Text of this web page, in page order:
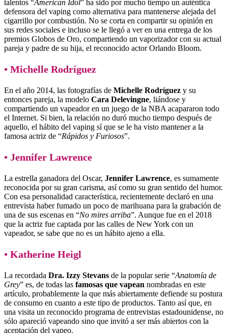
talentos “American Idol” ha sido por mucho tiempo un auténtica
defensora del vaping como alternativa para mantenerse alejada del
cigarrillo por combustión. No se corta en compartir su opinión en
sus redes sociales e incluso se le llegó a ver en una entrega de los
premios Globos de Oro, compartiendo un vaporizador con su actual
pareja y padre de su hija, el reconocido actor Orlando Bloom.
• Michelle Rodríguez
En el año 2014, las fotografías de Michelle Rodríguez y su
entonces pareja, la modelo Cara Delevingne, liándose y
compartiendo un vapeador en un juego de la NBA acapararon todo
el Internet. Si bien, la relación no duró mucho tiempo después de
aquello, el hábito del vaping sí que se le ha visto mantener a la
famosa actriz de “Rápidos y Furiosos”.
• Jennifer Lawrence
La estrella ganadora del Oscar, Jennifer Lawrence, es sumamente
reconocida por su gran carisma, así como su gran sentido del humor.
Con esa personalidad característica, recientemente declaró en una
entrevista haber fumado un poco de marihuana para la grabación de
una de sus escenas en “No mires arriba”. Aunque fue en el 2018
que la actriz fue captada por las calles de New York con un
vapeador, se sabe que no es un hábito ajeno a ella.
• Katherine Heigl
La recordada Dra. Izzy Stevans de la popular serie “Anatomía de
Grey” es, de todas las famosas que vapean nombradas en este
artículo, probablemente la que más abiertamente defiende su postura
de consumo en cuanto a este tipo de productos. Tanto así que, en
una visita un reconocido programa de entrevistas estadounidense, no
sólo apareció vapeando sino que invitó a ser más abiertos con la
aceptación del vapeo.